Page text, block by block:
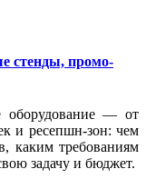
стенды, промо-
оборудование — от
и ресепшн-зон: чем
каким требованиям
задачу и бюджет.